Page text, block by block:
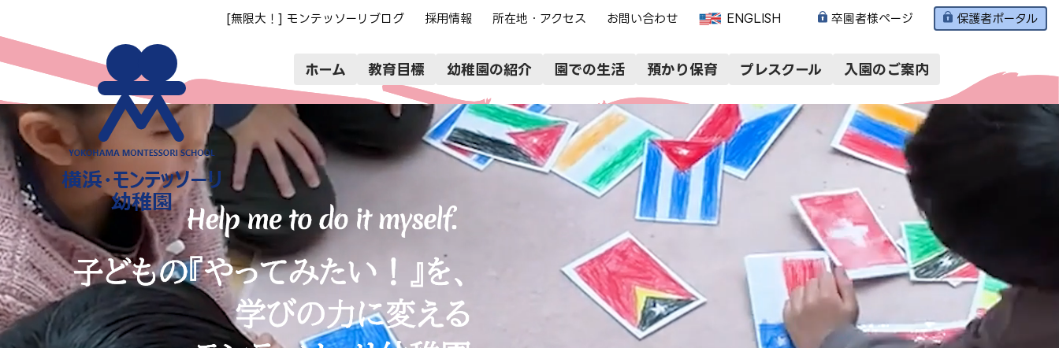
[無限大！] モンテッソーリブログ 採用情報 所在地・アクセス お問い合わせ ENGLISH 卒園者様ページ 保護者ポータル
ホーム 教育目標 幼稚園の紹介 園での生活 預かり保育 プレスクール 入園のご案内